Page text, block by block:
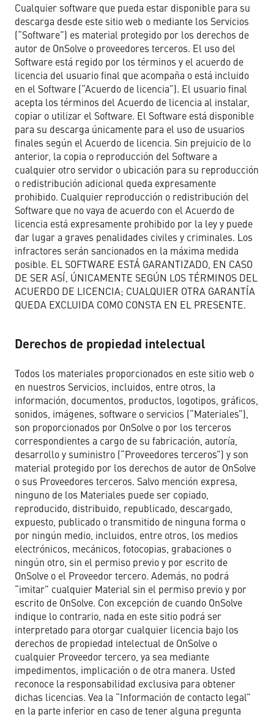
Cualquier software que pueda estar disponible para su
descarga desde este sitio web o mediante los Servicios
(“Software”) es material protegido por los derechos de
autor de OnSolve o proveedores terceros. El uso del
Software está regido por los términos y el acuerdo de
licencia del usuario final que acompaña o está incluido
en el Software (“Acuerdo de licencia”). El usuario final
acepta los términos del Acuerdo de licencia al instalar,
copiar o utilizar el Software. El Software está disponible
para su descarga únicamente para el uso de usuarios
finales según el Acuerdo de licencia. Sin prejuicio de lo
anterior, la copia o reproducción del Software a
cualquier otro servidor o ubicación para su reproducción
o redistribución adicional queda expresamente
prohibido. Cualquier reproducción o redistribución del
Software que no vaya de acuerdo con el Acuerdo de
licencia está expresamente prohibido por la ley y puede
dar lugar a graves penalidades civiles y criminales. Los
infractores serán sancionados en la máxima medida
posible. EL SOFTWARE ESTÁ GARANTIZADO, EN CASO
DE SER ASÍ, ÚNICAMENTE SEGÚN LOS TÉRMINOS DEL
ACUERDO DE LICENCIA; CUALQUIER OTRA GARANTÍA
QUEDA EXCLUIDA COMO CONSTA EN EL PRESENTE.
Derechos de propiedad intelectual
Todos los materiales proporcionados en este sitio web o
en nuestros Servicios, incluidos, entre otros, la
información, documentos, productos, logotipos, gráficos,
sonidos, imágenes, software o servicios (“Materiales”),
son proporcionados por OnSolve o por los terceros
correspondientes a cargo de su fabricación, autoría,
desarrollo y suministro (“Proveedores terceros”) y son
material protegido por los derechos de autor de OnSolve
o sus Proveedores terceros. Salvo mención expresa,
ninguno de los Materiales puede ser copiado,
reproducido, distribuido, republicado, descargado,
expuesto, publicado o transmitido de ninguna forma o
por ningún medio, incluidos, entre otros, los medios
electrónicos, mecánicos, fotocopias, grabaciones o
ningún otro, sin el permiso previo y por escrito de
OnSolve o el Proveedor tercero. Además, no podrá
“imitar” cualquier Material sin el permiso previo y por
escrito de OnSolve. Con excepción de cuando OnSolve
indique lo contrario, nada en este sitio podrá ser
interpretado para otorgar cualquier licencia bajo los
derechos de propiedad intelectual de OnSolve o
cualquier Proveedor tercero, ya sea mediante
impedimentos, implicación o de otra manera. Usted
reconoce la responsabilidad exclusiva para obtener
dichas licencias. Vea la “Información de contacto legal”
en la parte inferior en caso de tener alguna pregunta